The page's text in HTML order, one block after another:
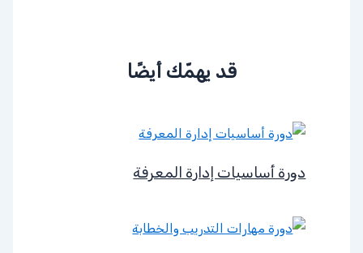
قد يهمّك أيضًا
دورة أساسيات إدارة المعرفة